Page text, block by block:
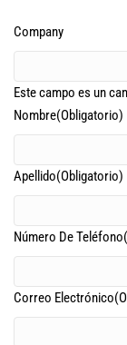
Company
Este campo es un
Nombre(Obligatorio)
Apellido(Obligatorio)
Número De Teléfono
Correo Electrónico